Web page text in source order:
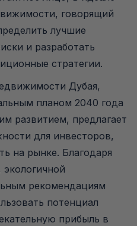
говорящий
лучшие
и разработать
стратегии.
Дубая,
планом 2040 года
развитием, предлагает
для инвесторов,
на рынке. Благодаря
рекомендациям
потенциал
прибыль в